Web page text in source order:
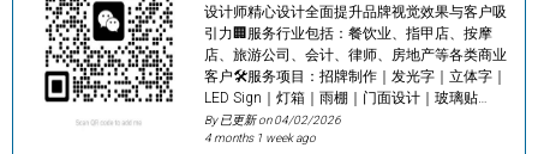
设计师精心设计全面提升品牌视觉效果与客户吸
引力🏢服务行业包括：餐饮业、指甲店、按摩
店、旅游公司、会计、律师、房地产等各类商业
客户🛠️服务项目：招牌制作｜发光字｜立体字｜
LED Sign｜灯箱｜雨棚｜门面设计｜玻璃贴…
By 已更新 on04/02/2026
4 months 1 week ago